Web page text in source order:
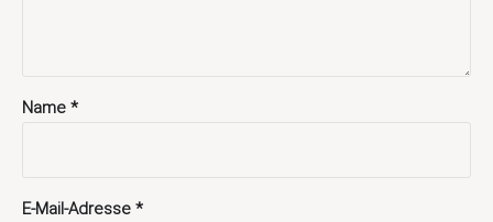
Name *
E-Mail-Adresse *